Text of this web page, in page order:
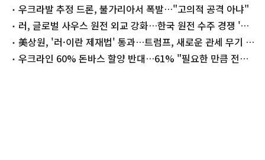
높인다
우크라발 추정 드론, 불가리아서 폭발…"고의적 공격 아냐"
러, 글로벌 사우스 원전 외교 강화…한국 원전 수주 경쟁 '변
수'美상원, '러·이란 제재법' 통과…트럼프, 새로운 관세 무기 쥐
나 우크라인 60% 돈바스 할양 반대…61% "필요한 만큼 전쟁